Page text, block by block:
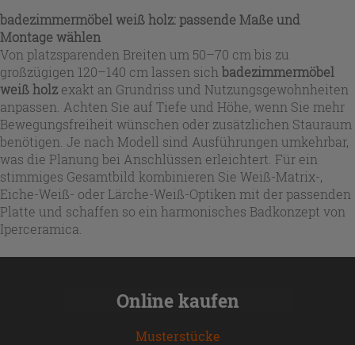
badezimmermöbel weiß holz: passende Maße und
Montage wählen
Von platzsparenden Breiten um 50–70 cm bis zu
großzügigen 120–140 cm lassen sich badezimmermöbel
weiß holz exakt an Grundriss und Nutzungsgewohnheiten
anpassen. Achten Sie auf Tiefe und Höhe, wenn Sie mehr
Bewegungsfreiheit wünschen oder zusätzlichen Stauraum
benötigen. Je nach Modell sind Ausführungen umkehrbar,
was die Planung bei Anschlüssen erleichtert. Für ein
stimmiges Gesamtbild kombinieren Sie Weiß-Matrix-,
Eiche-Weiß- oder Lärche-Weiß-Optiken mit der passenden
Platte und schaffen so ein harmonisches Badkonzept von
Iperceramica.
Online kaufen
Musterstücke